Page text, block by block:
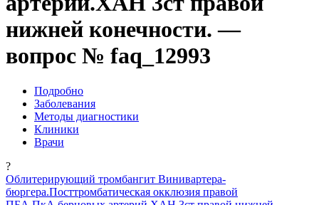
нижней конечности. —
вопрос № faq_12993
Подробно
Заболевания
Методы диагностики
Клиники
Врачи
?
Облитерирующий тромбангит Винивартера-
бюргера.Посттромбатическая окклюзия правой